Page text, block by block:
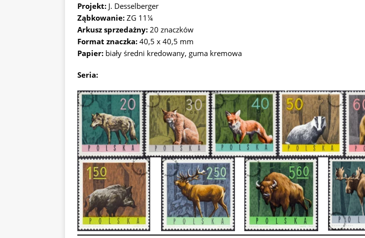
Projekt: J. Desselberger
Ząbkowanie: ZG 11¼
Arkusz sprzedażny: 20 znaczków
Format znaczka: 40,5 x 40,5 mm
Papier: biały średni kredowany, guma kremowa
Seria: